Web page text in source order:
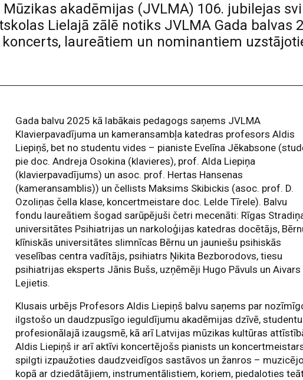
akadēmijas (JVLMA) 106. jubilejas
Lielajā zālē notiks JVLMA Gada balvas
laureātiem un nominantiem
Gada balvu 2025 kā labākais pedagogs saņems JVLMA
Klavierpavadījuma un kameransambļa katedras profesors Aldis
Liepiņš, bet no studentu vides – pianiste Evelīna Jēkabsone
pie doc. Andreja Osokina (klavieres), prof. Alda Liepiņa
(klavierpavadījums) un asoc. prof. Hertas Hansenas
(kameransamblis)) un čellists Maksims Skibickis (asoc. prof. D.
Ozoliņas čella klase, koncertmeistare doc. Lelde Tīrele). Balvu
fondu laureātiem šogad sarūpējuši četri mecenāti: Rīgas
universitātes Psihiatrijas un narkoloģijas katedras docētājs,
klīniskās universitātes slimnīcas Bērnu un jauniešu psihiskās
veselības centra vadītājs, psihiatrs Ņikita Bezborodovs, tiesu
psihiatrijas eksperts Jānis Bušs, uzņēmēji Hugo Pāvuls un Aivars
Lejietis.
Klusais urbējs Profesors Aldis Liepiņš balvu saņems par
ilgstošo un daudzpusīgo ieguldījumu akadēmijas dzīvē, studentu
profesionālajā izaugsmē, kā arī Latvijas mūzikas kultūras
Aldis Liepiņš ir arī aktīvi koncertējošs pianists un
spilgti izpaužoties daudzveidīgos sastāvos un žanros –
kopā ar dziedātājiem, instrumentālistiem, koriem, piedaloties